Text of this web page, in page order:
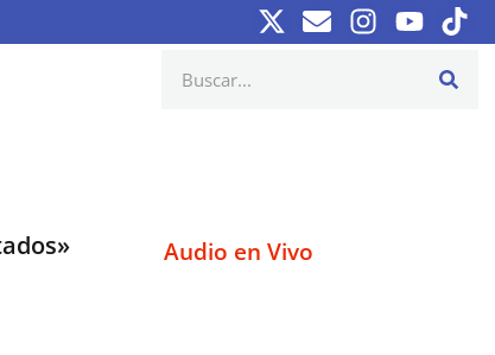
Audio en Vivo